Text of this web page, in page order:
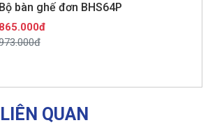
Bộ bàn ghế đơn BHS64P
865.000đ
QUAN